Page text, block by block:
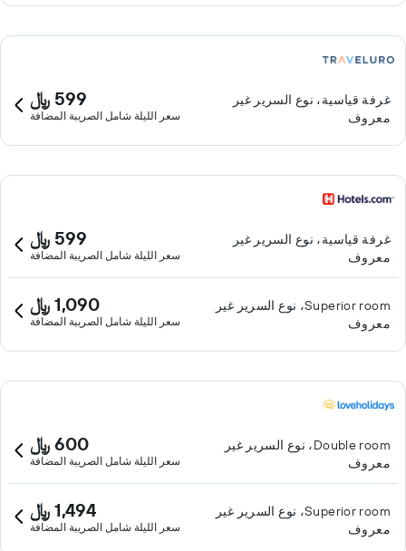
غرفة قياسية، نوع السرير غير
معروف
599 ﷼
سعر الليلة شامل الصريبة المضافة
غرفة قياسية، نوع السرير غير
معروف
599 ﷼
سعر الليلة شامل الصريبة المضافة
Superior room، نوع السرير غير
معروف
1,090 ﷼
سعر الليلة شامل الصريبة المضافة
Double room، نوع السرير غير
معروف
600 ﷼
سعر الليلة شامل الصريبة المضافة
Superior room، نوع السرير غير
معروف
1,494 ﷼
سعر الليلة شامل الصريبة المضافة